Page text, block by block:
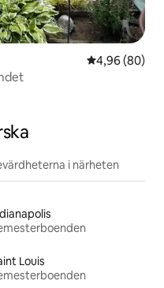
4,96 av 5 i
4,96 (80)
i närheten
Louis